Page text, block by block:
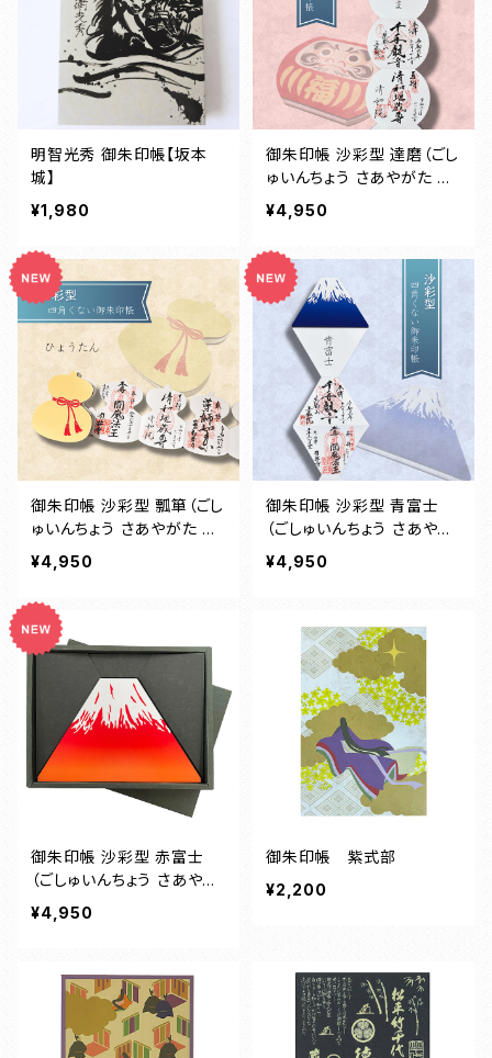
明智光秀 御朱印帳【坂本
城】
¥1,980
御朱印帳 沙彩型 達磨（ごし
ゅいんちょう さあやがた だ
るま）
¥4,950
御朱印帳 沙彩型 瓢箪（ごし
ゅいんちょう さあやがた ひ
ょうたん）
¥4,950
御朱印帳 沙彩型 青富士
（ごしゅいんちょう さあやが
た あおふじ）
¥4,950
御朱印帳 沙彩型 赤富士
（ごしゅいんちょう さあやが
た あかふじ）
¥4,950
御朱印帳 紫式部
¥2,200